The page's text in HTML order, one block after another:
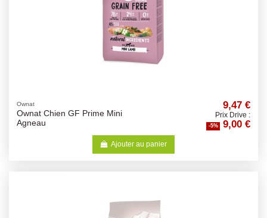
Ownat
Ownat Chien GF Prime Mini
Agneau
9,47 €
Prix Drive :
-5% 9,00 €
Ajouter au panier